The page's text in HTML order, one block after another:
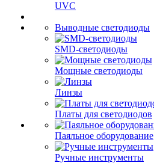
UVC
Выводные светодиоды
SMD-светодиоды
Мощные светодиоды
Линзы
Платы для светодиодов
Паяльное оборудование
Ручные инструменты